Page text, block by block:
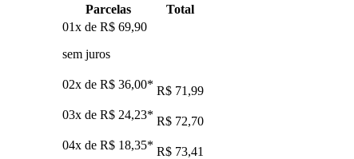
Parcelas
Total
01x de R$ 69,90
sem juros
02x de R$ 36,00* R$ 71,99
03x de R$ 24,23* R$ 72,70
04x de R$ 18,35* R$ 73,41